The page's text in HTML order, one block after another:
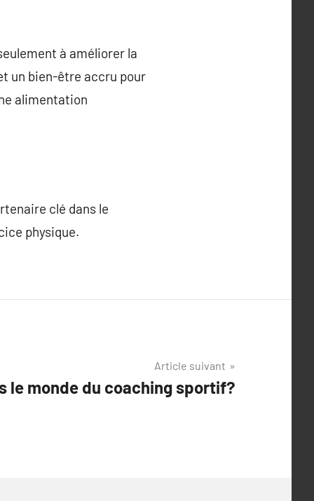
à améliorer la
un bien-être accru pour
alimentation
clé dans le
physique.
Article suivant
le monde du coaching sportif?